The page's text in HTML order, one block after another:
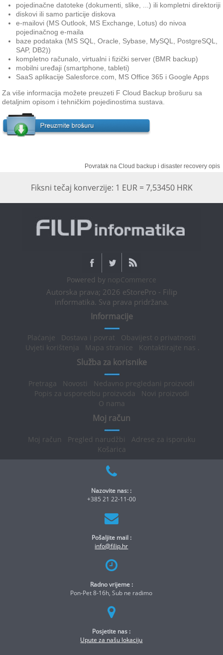
pojedinačne datoteke (dokumenti, slike, ...) ili kompletni direktoriji
diskovi ili samo particije diskova
e-mailovi (MS Outlook, MS Exchange, Lotus) do nivoa
pojedinačnog e-maila
baze podataka (MS SQL, Oracle, Sybase, MySQL, PostgreSQL,
SAP, DB2))
kompletno računalo, virtualni i fizički server (BMR backup)
mobilni uređaji (smartphone, tableti)
SaaS aplikacije Salesforce.com, MS Office 365 i Google Apps
Za više informacija možete preuzeti F Cloud Backup brošuru sa
detaljnim opisom i tehničkim pojedinostima sustava.
Povratak na Cloud backup i disaster recovery opis
Fiksni tečaj konverzije: 1 EUR = 7,53450 HRK
Powered by nopCommerce
Autorska prava; 2026 eStorePro - Filip
informatika. Sva prava pridržana.
Informacije
Plaćanje Dostava i povrat
Obavijest o privatnosti
Uvjeti korištenja
Mapa stranice Kontaktirajte nas .
Služba za korisnike
Pretraga Novosti
Nedavno pregledani proizvodi
Popis za usporedbu proizvoda
Novi proizvodi
O nama
Moj račun
Moj račun Pregled narudžbi
Adrese za isporuku
Košarica
Nazovite nas: :
+385 21 22-11-00
Pošaljite mail :
info@filip.hr
Radno vrijeme :
Pon-Pet 8-16h, Sub ne radimo
Posjetite nas :
Upute za našu lokaciju